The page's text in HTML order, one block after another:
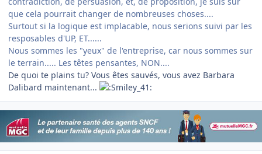
que cela pourrait changer de nombreuses choses....
Surtout si la logique est implacable, nous serions suivi par les
resposables d'UP, ET......
Nous sommes les "yeux" de l'entreprise, car nous sommes sur
le terrain..... Les têtes pensantes, NON....
De quoi te plains tu? Vous êtes sauvés, vous avez Barbara
Dalibard maintenant...